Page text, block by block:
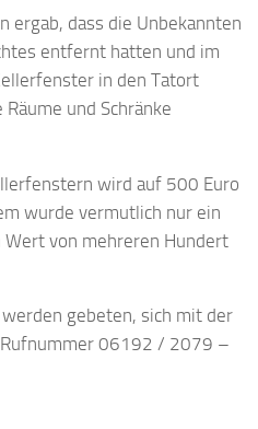
ergab, dass die Unbekannten
entfernt hatten und im
in den Tatort
und Schränke
wird auf 500 Euro
wurde vermutlich nur ein
von mehreren Hundert
gebeten, sich mit der
06192 / 2079 –